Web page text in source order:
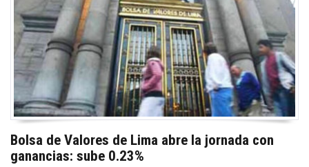
Bolsa de Valores de Lima abre la jornada con
ganancias: sube 0.23%